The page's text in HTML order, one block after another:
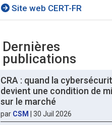
Site web CERT-FR
Dernières
publications
CRA : quand la
devient une condition de
sur le marché
par CSM | 30 Juil 2026